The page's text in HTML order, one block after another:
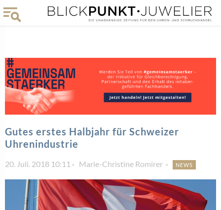
Gutes erstes Halbjahr für Schweizer
Uhrenindustrie
20. Juli. 2018 10:11 Marie-Christine Romirer NEWS